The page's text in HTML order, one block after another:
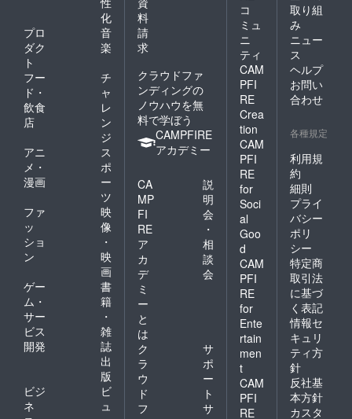
化
プロ
ダク
ト
音
楽
フー
ド・
飲食
店
チ
ャ
レ
ン
ジ
アニ
メ・
漫画
ス
ポ
ー
ツ
ファ
ッ
ショ
ン
映
像
・
映
画
ゲー
ム・
サー
ビス
開発
書
籍
・
雑
誌
出
版
ビジ
ネ
ビ
ュ
料
請
求
クラウドファ
ンディングの
ノウハウを無
料で学ぼう
CAMPFIRE
アカデミー
CA
MP
FI
RE
ア
カ
デ
ミ
ー
と
は
説
明
会
・
相
談
会
ク
ラ
ウ
ド
フ
サ
ポ
ー
ト
サ
コ
ミュ
ニ
ティ
CAM
PFI
RE
Crea
tion
CAM
PFI
RE
for
Soci
al
Goo
d
CAM
PFI
RE
for
Ente
rtain
men
t
CAM
PFI
RE
取り組
み
ニュー
ス
ヘルプ
お問い
合わせ
各種規定
利用規
約
細則
プライ
バシー
ポリ
シー
特定商
取引法
に基づ
く表記
情報セ
キュリ
ティ方
針
反社基
本方針
カスタ